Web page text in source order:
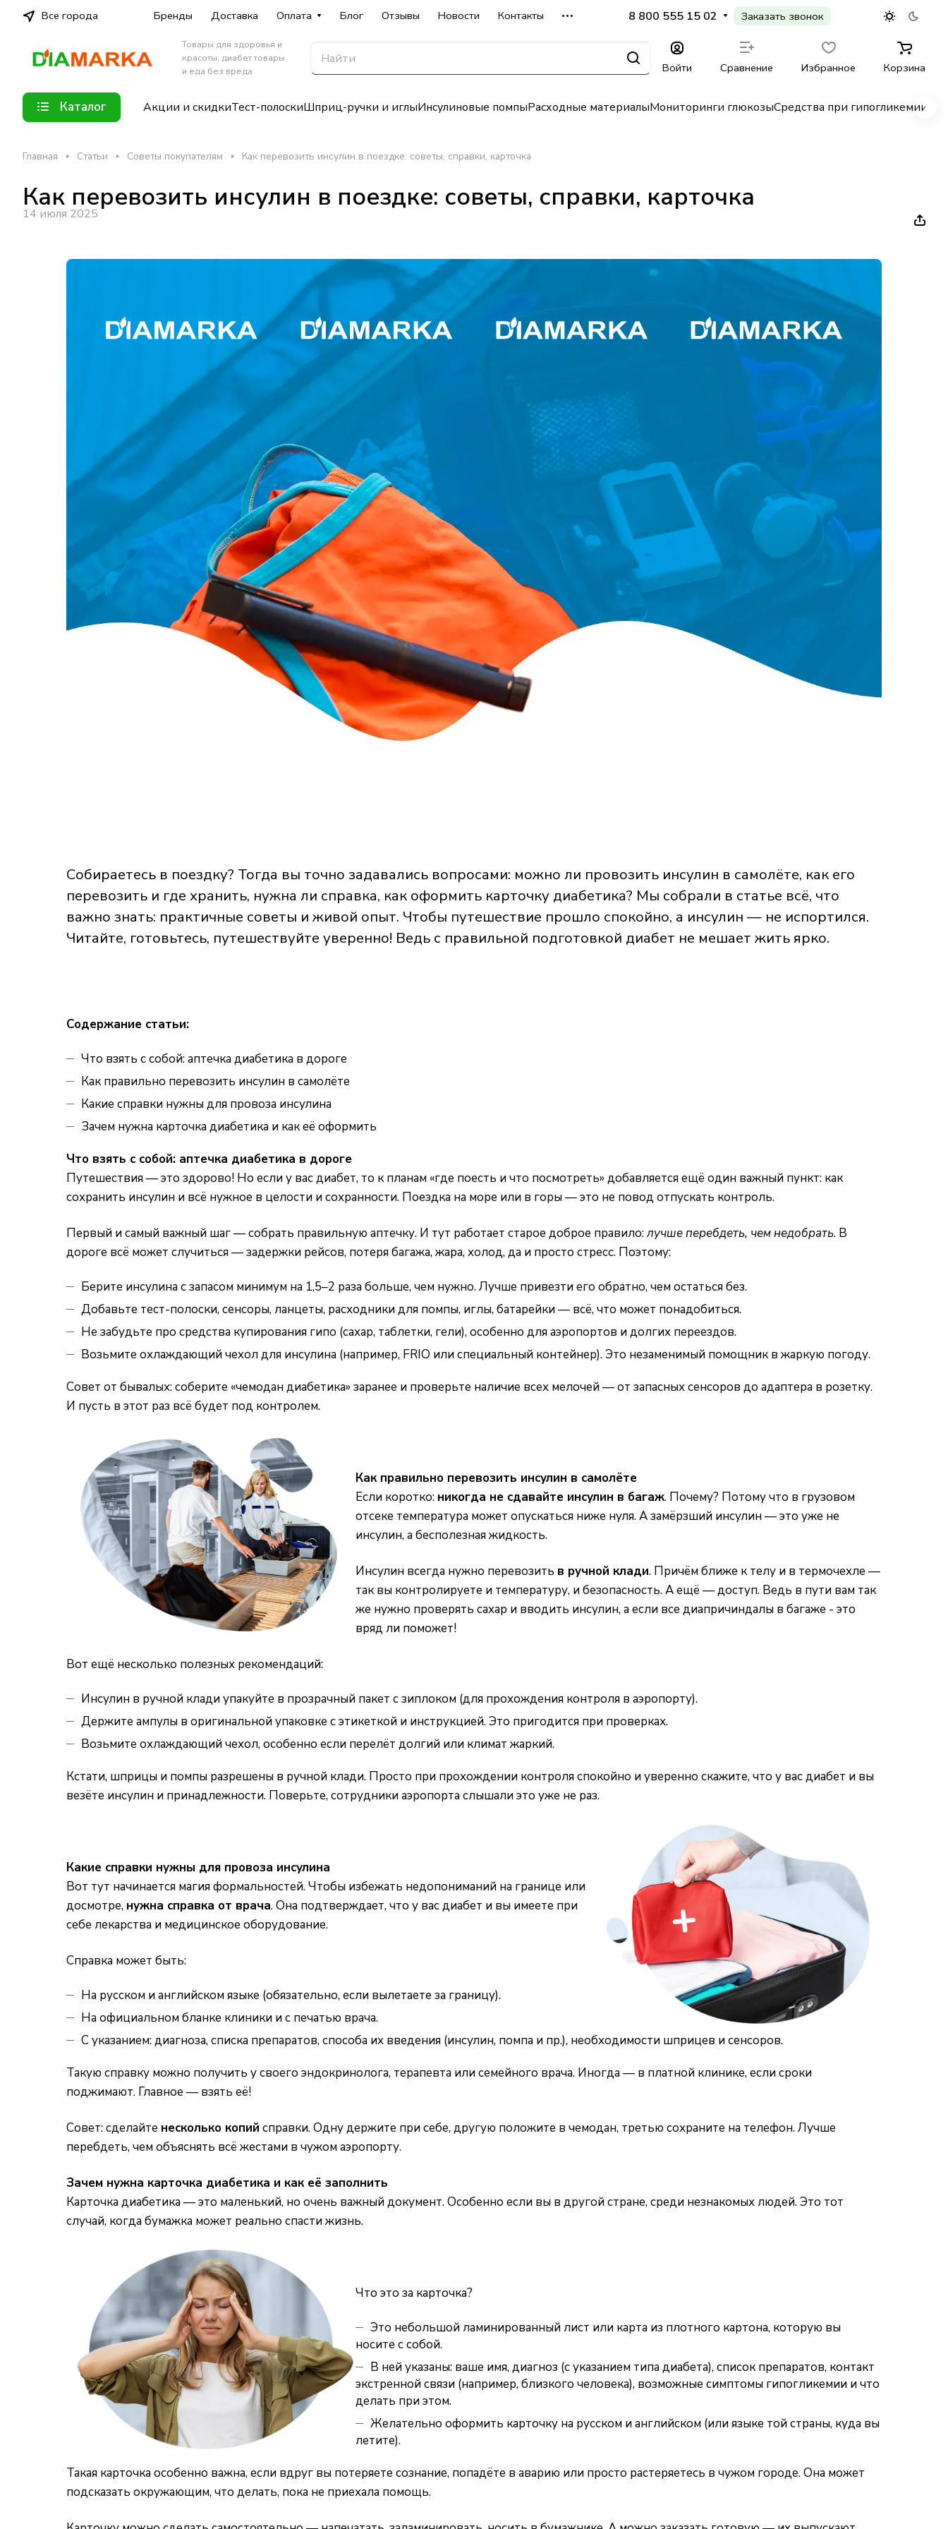
Все города Бренды Доставка Оплата Блог Отзывы Новости Контакты 8 800 555 15 02 Заказать звонок
Товары для здоровья и
красоты, диабет товары
и еда без вреда
Войти Сравнение Избранное Корзина
Каталог Акции и скидкиТест-полоскиШприц-ручки и иглыИнсулиновые помпыРасходные материалыМониторинги глюкозыСредства при гипогликемии
Главная Статьи Советы покупателям Как перевозить инсулин в поездке: советы, справки, карточка
Как перевозить инсулин в поездке: советы, справки, карточка
14 июля 2025
Собираетесь в поездку? Тогда вы точно задавались вопросами: можно ли провозить инсулин в самолёте, как его
перевозить и где хранить, нужна ли справка, как оформить карточку диабетика? Мы собрали в статье всё, что
важно знать: практичные советы и живой опыт. Чтобы путешествие прошло спокойно, а инсулин — не испортился.
Читайте, готовьтесь, путешествуйте уверенно! Ведь с правильной подготовкой диабет не мешает жить ярко.
Содержание статьи:
Что взять с собой: аптечка диабетика в дороге
Как правильно перевозить инсулин в самолёте
Какие справки нужны для провоза инсулина
Зачем нужна карточка диабетика и как её оформить
Что взять с собой: аптечка диабетика в дороге
Путешествия — это здорово! Но если у вас диабет, то к планам «где поесть и что посмотреть» добавляется ещё один важный пункт: как
сохранить инсулин и всё нужное в целости и сохранности. Поездка на море или в горы — это не повод отпускать контроль.
Первый и самый важный шаг — собрать правильную аптечку. И тут работает старое доброе правило:лучше перебдеть, чем недобрать. В
дороге всё может случиться — задержки рейсов, потеря багажа, жара, холод, да и просто стресс. Поэтому:
Берите инсулина с запасом минимум на 1,5–2 раза больше, чем нужно. Лучше привезти его обратно, чем остаться без.
Добавьте тест-полоски, сенсоры, ланцеты, расходники для помпы, иглы, батарейки — всё, что может понадобиться.
Не забудьте про средства купирования гипо (сахар, таблетки, гели), особенно для аэропортов и долгих переездов.
Возьмите охлаждающий чехол для инсулина (например, FRIO или специальный контейнер). Это незаменимый помощник в жаркую погоду.
Совет от бывалых: соберите «чемодан диабетика» заранее и проверьте наличие всех мелочей — от запасных сенсоров до адаптера в розетку.
И пусть в этот раз всё будет под контролем.
Как правильно перевозить инсулин в самолёте
Если коротко: никогда не сдавайте инсулин в багаж. Почему? Потому что в грузовом
отсеке температура может опускаться ниже нуля. А замёрзший инсулин — это уже не
инсулин, а бесполезная жидкость.
Инсулин всегда нужно перевозить в ручной клади. Причём ближе к телу и в термочехле —
так вы контролируете и температуру, и безопасность. А ещё — доступ. Ведь в пути вам так
же нужно проверять сахар и вводить инсулин, а если все диапричиндалы в багаже - это
вряд ли поможет!
Вот ещё несколько полезных рекомендаций:
Инсулин в ручной клади упакуйте в прозрачный пакет с зиплоком (для прохождения контроля в аэропорту).
Держите ампулы в оригинальной упаковке с этикеткой и инструкцией. Это пригодится при проверках.
Возьмите охлаждающий чехол, особенно если перелёт долгий или климат жаркий.
Кстати, шприцы и помпы разрешены в ручной клади. Просто при прохождении контроля спокойно и уверенно скажите, что у вас диабет и вы
везёте инсулин и принадлежности. Поверьте, сотрудники аэропорта слышали это уже не раз.
Какие справки нужны для провоза инсулина
Вот тут начинается магия формальностей. Чтобы избежать недопониманий на границе или
досмотре, нужна справка от врача. Она подтверждает, что у вас диабет и вы имеете при
себе лекарства и медицинское оборудование.
Справка может быть:
На русском и английском языке (обязательно, если вылетаете за границу).
На официальном бланке клиники и с печатью врача.
С указанием: диагноза, списка препаратов, способа их введения (инсулин, помпа и пр.), необходимости шприцев и сенсоров.
Такую справку можно получить у своего эндокринолога, терапевта или семейного врача. Иногда — в платной клинике, если сроки
поджимают. Главное — взять её!
Совет: сделайте несколько копий справки. Одну держите при себе, другую положите в чемодан, третью сохраните на телефон. Лучше
перебдеть, чем объяснять всё жестами в чужом аэропорту.
Зачем нужна карточка диабетика и как её заполнить
Карточка диабетика — это маленький, но очень важный документ. Особенно если вы в другой стране, среди незнакомых людей. Это тот
случай, когда бумажка может реально спасти жизнь.
Что это за карточка?
Это небольшой ламинированный лист или карта из плотного картона, которую вы
носите с собой.
В ней указаны: ваше имя, диагноз (с указанием типа диабета), список препаратов, контакт
экстренной связи (например, близкого человека), возможные симптомы гипогликемии и что
делать при этом.
Желательно оформить карточку на русском и английском (или языке той страны, куда вы
летите).
Такая карточка особенно важна, если вдруг вы потеряете сознание, попадёте в аварию или просто растеряетесь в чужом городе. Она может
подсказать окружающим, что делать, пока не приехала помощь.